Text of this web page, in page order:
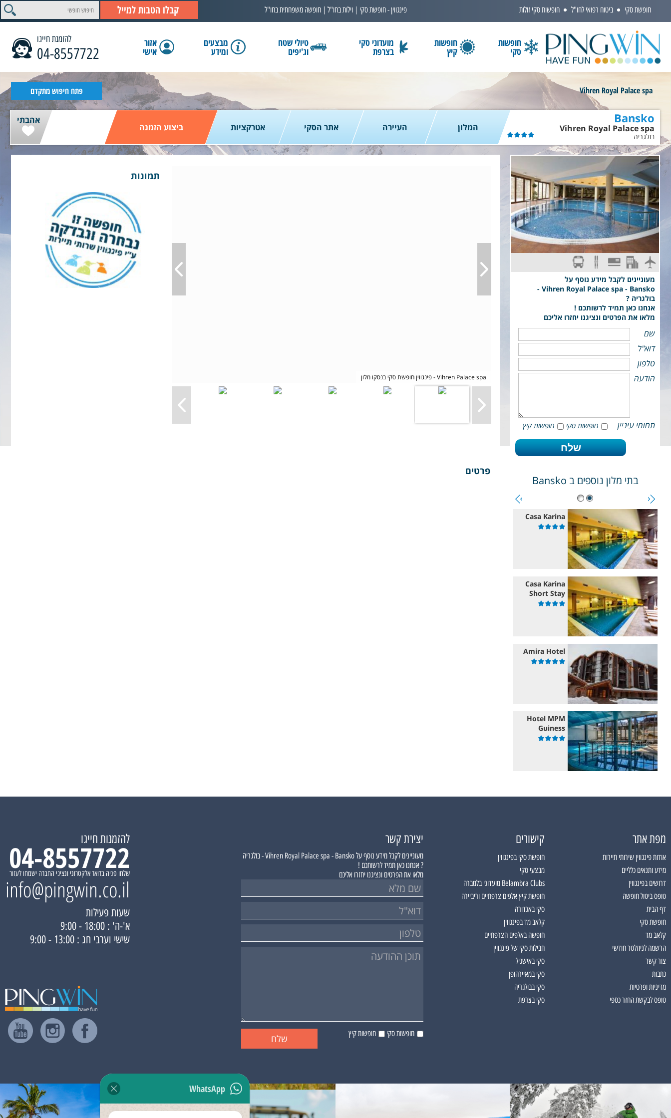
WhatsApp
פינגווין - חופשת סקי | וילות בחו"ל | חופשה משפחתית בחו"ל קבלו הטבות למייל חופשת סקי ביטוח רפואי לחו"ל חופשות סקי זולות
חופשות
סקי
חופשות
קיץ
מועדוני סקי
בצרפת
טיולי שטח
וג'יפים
מבצעים
ומידע
אזור
אישי
להזמנת חייגו
04-8557722
הצג תוצאות Vihren Royal Palace spa פתח חיפוש מתקדם
Bansko
Vihren Royal Palace spa
בולגריה
המלון העיירה אתר הסקי אטרקציות ביצוע הזמנה
אהבתי
פינגווין חופשת סקי בנסקו מלון - Vihren Palace spa
תמונות
פרטים
טיסת EL AL: תל-אביב - Sofia
א.בוקר
סקי פס מקומי
נעליים מגלשיים ומקלות, סנובורד בתוספת תשלום
מעוניינים לקבל מידע נוסף על
Vihren Royal Palace spa - Bansko -
בולגריה ?
אנחנו כאן תמיד לרשותכם !
מלאו את הפרטים ונציגנו יחזרו אליכם
שם
דוא"ל
טלפון
הודעה
תחומי עיניין חופשות סקי חופשות קיץ
בתי מלון נוספים ב Bansko
Casa Karina
Casa Karina
Short Stay
Amira Hotel
Hotel MPM
Guiness
מפת אתר
אודות פינגווין שירותי תיירות
מידע ותנאים כלליים
דרושים בפינגווין
טופס ביטול חופשה
דף הבית
חופשת סקי
קלאב מד
הרשמה לניוזלטר חודשי
צור קשר
כתבות
מדיניות ופרטיות
טופס לבקשת החזר כספי
קישורים
חופשת סקי בפינגווין
מבצעי סקי
Belambra Clubs מועדוני בלמברה
חופשת קיץ אלפים צרפתיים וריביירה
סקי באנדורה
קלאב מד בפינגווין
חופשה באלפים הצרפתיים
חבילות סקי של פינגווין
סקי באישגיל
סקי במאיירהופן
סקי בבולגריה
סקי בצרפת
יצירת קשר
מעוניינים לקבל מידע נוסף על
Vihren Royal Palace spa - Bansko - בולגריה
?אנחנו כאן תמיד לרשותכם !
מלאו את הפרטים ונציגנו יחזרו אליכם
חופשות סקי חופשות קיץ
להזמנות חייגו
04-8557722
שלחו פניה בדואר אלקטרוני ונציגי החברה ישמחו לעזור
info@pingwin.co.il
שעות פעילות
א'-ה' : 18:00 - 9:00
שישי וערבי חג : 13:00 - 9:00